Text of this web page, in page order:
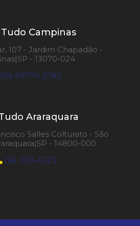
Campinas
107 - Jardim Chapadão -
- 13070-024
(19) 99770-2782
Araraquara
Salles Colturato - São
- 14800-000
(16) 3311-6323